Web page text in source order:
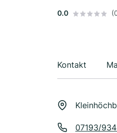
0.0
Kontakt
07193/